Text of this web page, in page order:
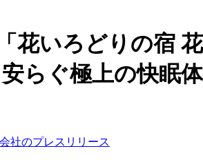
花いろどりの宿
らぐ極上の快眠
社のプレスリリース